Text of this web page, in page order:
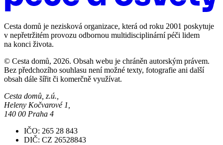
Cesta domů je nezisková organizace, která od roku 2001 poskytuje
v nepřetržitém provozu odbornou multidisciplinární péči lidem
na konci života.
© Cesta domů, 2026. Obsah webu je chráněn autorským právem.
Bez předchozího souhlasu není možné texty, fotografie ani další
obsah dále šířit či komerčně využívat.
Cesta domů, z.ú.,
Heleny Kočvarové 1,
140 00 Praha 4
IČO: 265 28 843
DIČ: CZ 26528843